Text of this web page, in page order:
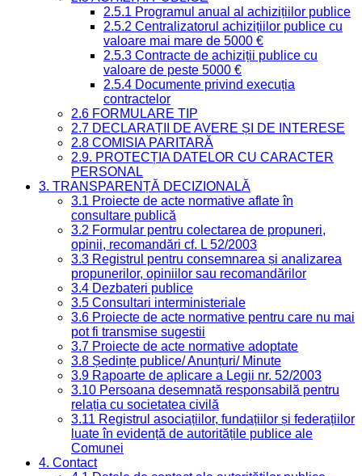
2.5.1 Programul anual al achizițiilor publice
2.5.2 Centralizatorul achizițiilor publice cu
valoare mai mare de 5000 €
2.5.3 Contracte de achiziții publice cu
valoare de peste 5000 €
2.5.4 Documente privind execuția
contractelor
2.6 FORMULARE TIP
2.7 DECLARAȚII DE AVERE ȘI DE INTERESE
2.8 COMISIA PARITARĂ
2.9. PROTECȚIA DATELOR CU CARACTER
PERSONAL
3. TRANSPARENȚĂ DECIZIONALĂ
3.1 Proiecte de acte normative aflate în
consultare publică
3.2 Formular pentru colectarea de propuneri,
opinii, recomandări cf. L 52/2003
3.3 Registrul pentru consemnarea și analizarea
propunerilor, opiniilor sau recomandărilor
3.4 Dezbateri publice
3.5 Consultari interministeriale
3.6 Proiecte de acte normative pentru care nu mai
pot fi transmise sugestii
3.7 Proiecte de acte normative adoptate
3.8 Ședințe publice/ Anunțuri/ Minute
3.9 Rapoarte de aplicare a Legii nr. 52/2003
3.10 Persoana desemnată responsabilă pentru
relația cu societatea civilă
3.11 Registrul asociațiilor, fundațiilor și federațiilor
luate în evidență de autoritățile publice ale
Comunei
4. Contact